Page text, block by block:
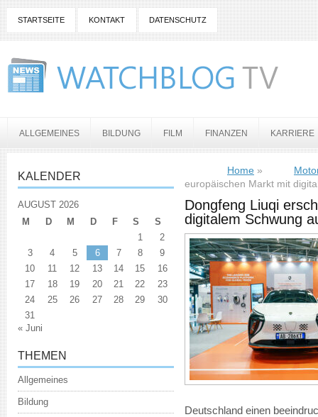
STARTSEITE KONTAKT DATENSCHUTZ
ALLGEMEINES BILDUNG FILM FINANZEN KARRIERE
Home »
europäischen Markt mit
Dongfeng Liuqi
digitalem Schwung
Deutschland einen
KALENDER
AUGUST 2026
M
D M D F S
S
1
2
3
4 5 6 7 8
9
10
11 12 13 14 15
16
17
18 19 20 21 22
23
24
25 26 27 28 29
30
31
« Juni
THEMEN
Allgemeines
Bildung